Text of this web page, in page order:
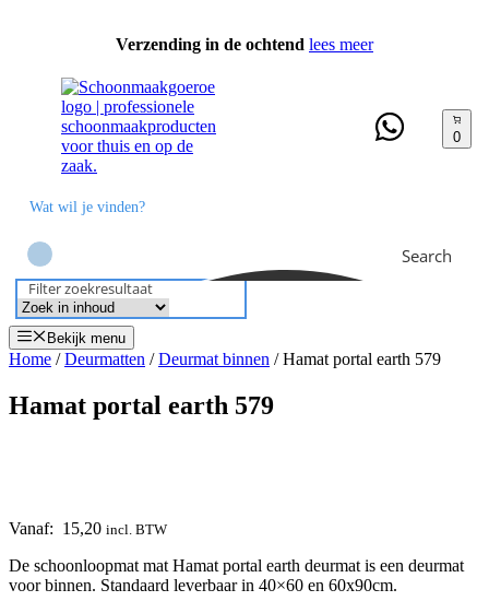
Verzending in de ochtend lees meer
Search
Filter zoekresultaat
0
Bekijk menu
Home /Deurmatten /Deurmat binnen / Hamat portal earth 579
Hamat portal earth 579
Vanaf: 15,20 incl. BTW
De schoonloopmat mat Hamat portal earth deurmat is een deurmat
voor binnen. Standaard leverbaar in 40×60 en 60x90cm.